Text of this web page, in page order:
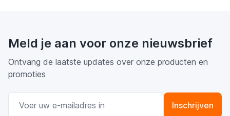
Meld je aan voor onze nieuwsbrief
Ontvang de laatste updates over onze producten en
promoties
Inschrijven